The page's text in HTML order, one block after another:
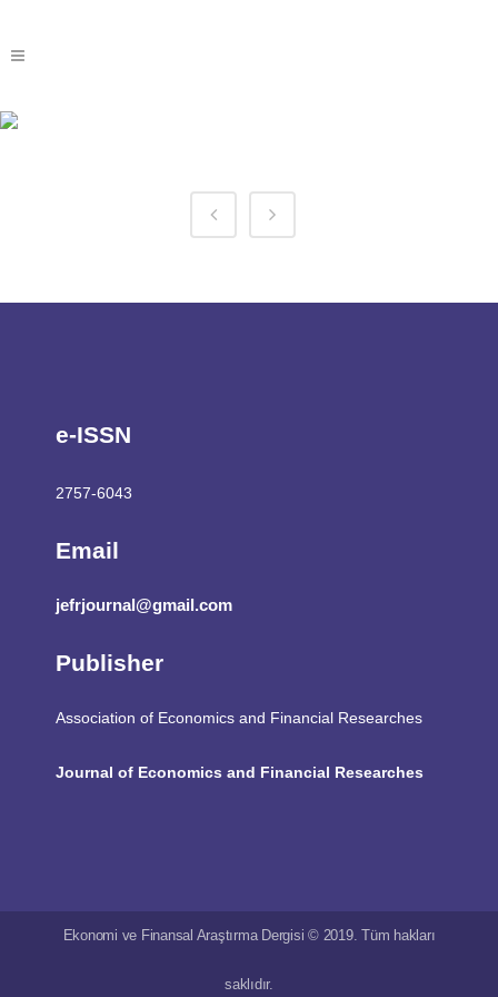
e-ISSN
2757-6043
Email
jefrjournal@gmail.com
Publisher
Association of Economics and Financial Researches
Journal of Economics and Financial Researches
Ekonomi ve Finansal Araştırma Dergisi © 2019. Tüm hakları
saklıdır.